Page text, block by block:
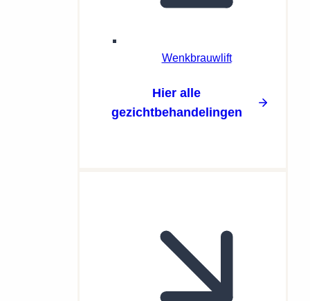
Wenkbrauwlift
Hier alle
gezichtbehandelingen